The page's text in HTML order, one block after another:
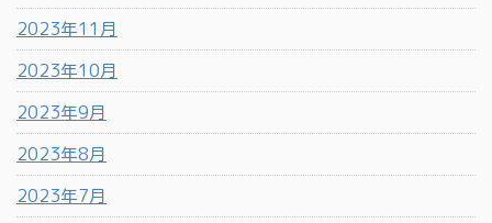
2023年11月
2023年10月
2023年9月
2023年8月
2023年7月